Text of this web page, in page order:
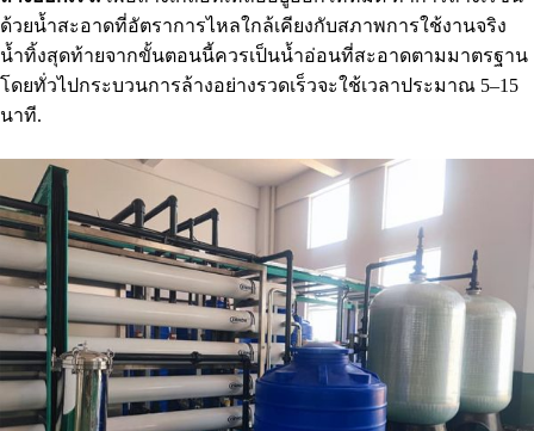
ด้วยน้ำสะอาดที่อัตราการไหลใกล้เคียงกับสภาพการใช้งานจริง
น้ำทิ้งสุดท้ายจากขั้นตอนนี้ควรเป็นน้ำอ่อนที่สะอาดตามมาตรฐาน
โดยทั่วไปกระบวนการล้างอย่างรวดเร็วจะใช้เวลาประมาณ 5–15
นาที.